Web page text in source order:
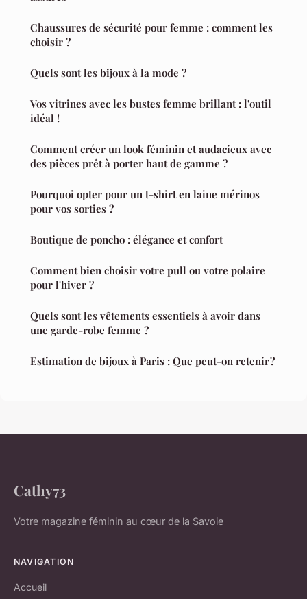
Chaussures de sécurité pour femme : comment les
choisir ?
Quels sont les bijoux à la mode ?
Vos vitrines avec les bustes femme brillant : l'outil
idéal !
Comment créer un look féminin et audacieux avec
des pièces prêt à porter haut de gamme ?
Pourquoi opter pour un t-shirt en laine mérinos
pour vos sorties ?
Boutique de poncho : élégance et confort
Comment bien choisir votre pull ou votre polaire
pour l'hiver ?
Quels sont les vêtements essentiels à avoir dans
une garde-robe femme ?
Estimation de bijoux à Paris : Que peut-on retenir ?
Cathy73
Votre magazine féminin au cœur de la Savoie
NAVIGATION
Accueil